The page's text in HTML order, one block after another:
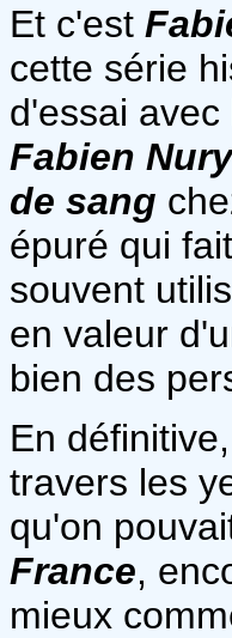
Et c'est
cette série
d'essai
Fabien Nury
de sang
épuré qui
souvent
en valeur
bien des
En
travers les
qu'on
France,
mieux